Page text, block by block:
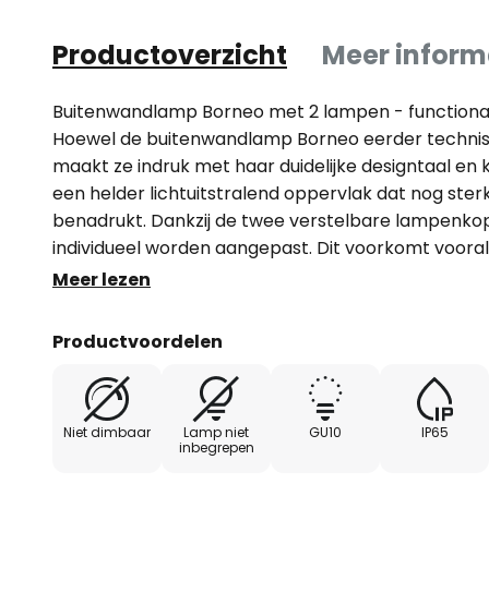
Productoverzicht Meer
Buitenwandlamp Borneo met 2 lampen -
Hoewel de buitenwandlamp Borneo eerder
maakt ze indruk met haar duidelijke designtaal en
een helder lichtuitstralend oppervlak dat nog
benadrukt. Dankzij de twee verstelbare
individueel worden aangepast. Dit voorkomt
schaduwzones. Dankzij het discrete uiterlijk kan de
voor twee GU10 lampen (LED) tot max. 10 W
Meer lezen
Productvoordelen
Niet dimbaar
Lamp niet
inbegrepen
GU10 IP65